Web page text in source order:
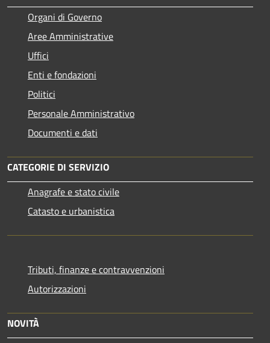
Organi di Governo
Aree Amministrative
Uffici
Enti e fondazioni
Politici
Personale Amministrativo
Documenti e dati
CATEGORIE DI SERVIZIO
Anagrafe e stato civile
Catasto e urbanistica
Tributi, finanze e contravvenzioni
Autorizzazioni
NOVITÀ